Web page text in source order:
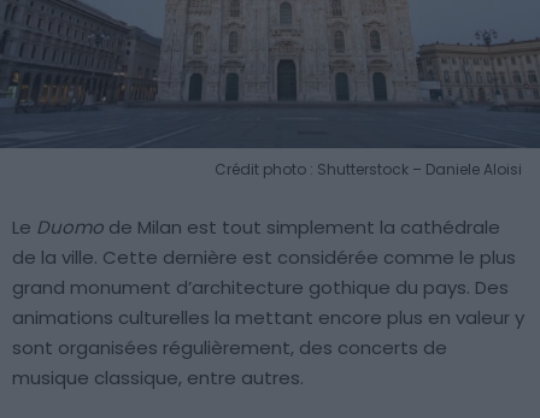
Crédit photo : Shutterstock – Daniele Aloisi
Le Duomo de Milan est tout simplement la cathédrale
de la ville. Cette dernière est considérée comme le plus
grand monument d’architecture gothique du pays. Des
animations culturelles la mettant encore plus en valeur y
sont organisées régulièrement, des concerts de
musique classique, entre autres.